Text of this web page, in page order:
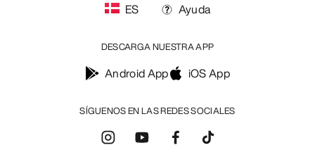
SÍGUENOS EN LAS REDES SOCIALES
ES Ayuda
DESCARGA NUESTRA APP
Android App iOS App